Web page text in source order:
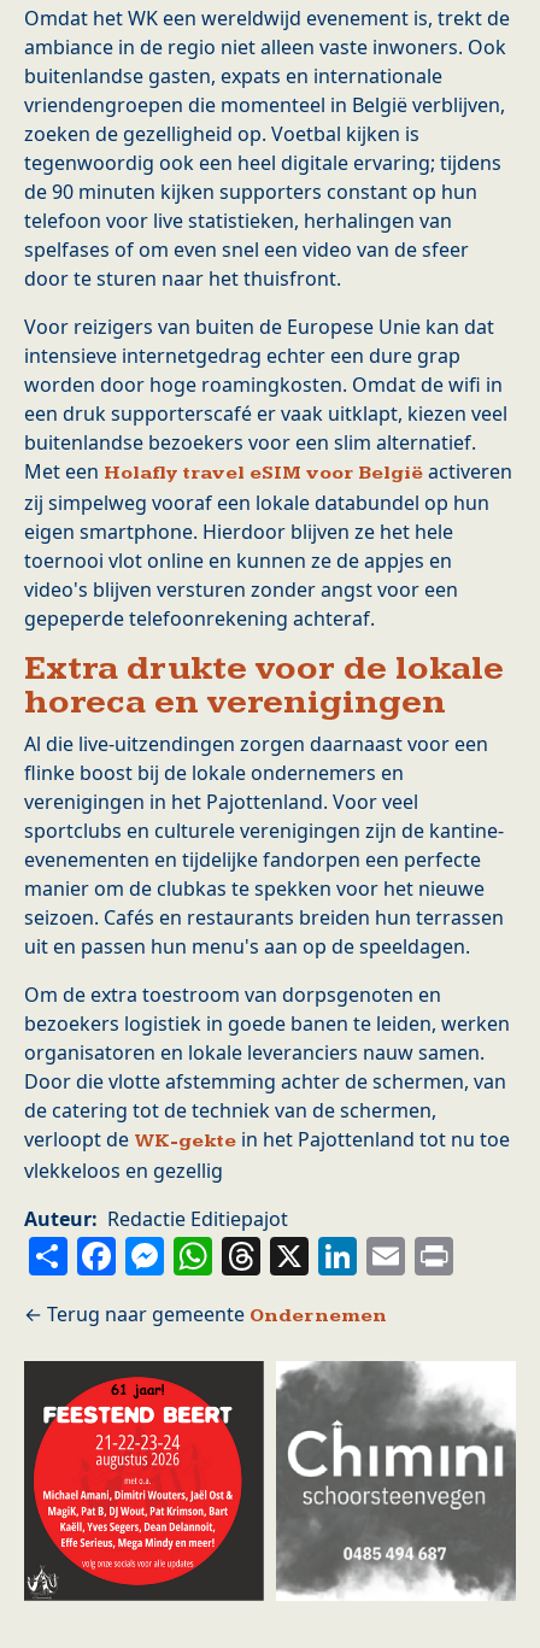
Omdat het WK een wereldwijd evenement is, trekt de
ambiance in de regio niet alleen vaste inwoners. Ook
buitenlandse gasten, expats en internationale
vriendengroepen die momenteel in België verblijven,
zoeken de gezelligheid op. Voetbal kijken is
tegenwoordig ook een heel digitale ervaring; tijdens
de 90 minuten kijken supporters constant op hun
telefoon voor live statistieken, herhalingen van
spelfases of om even snel een video van de sfeer
door te sturen naar het thuisfront.
Voor reizigers van buiten de Europese Unie kan dat
intensieve internetgedrag echter een dure grap
worden door hoge roamingkosten. Omdat de wifi in
een druk supporterscafé er vaak uitklapt, kiezen veel
buitenlandse bezoekers voor een slim alternatief.
Met een Holafly travel eSIM voor België activeren
zij simpelweg vooraf een lokale databundel op hun
eigen smartphone. Hierdoor blijven ze het hele
toernooi vlot online en kunnen ze de appjes en
video's blijven versturen zonder angst voor een
gepeperde telefoonrekening achteraf.
Extra drukte voor de lokale
horeca en verenigingen
Al die live-uitzendingen zorgen daarnaast voor een
flinke boost bij de lokale ondernemers en
verenigingen in het Pajottenland. Voor veel
sportclubs en culturele verenigingen zijn de kantine-
evenementen en tijdelijke fandorpen een perfecte
manier om de clubkas te spekken voor het nieuwe
seizoen. Cafés en restaurants breiden hun terrassen
uit en passen hun menu's aan op de speeldagen.
Om de extra toestroom van dorpsgenoten en
bezoekers logistiek in goede banen te leiden, werken
organisatoren en lokale leveranciers nauw samen.
Door die vlotte afstemming achter de schermen, van
de catering tot de techniek van de schermen,
verloopt de WK-gekte in het Pajottenland tot nu toe
vlekkeloos en gezellig
Auteur
Redactie Editiepajot
ShareFacebook
Messenger
WhatsApp
Threads
X LinkedIn
Email
Ondernemen